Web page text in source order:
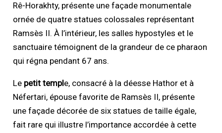
Rê-Horakhty, présente une façade monumentale
ornée de quatre statues colossales représentant
Ramsès II. À l’intérieur, les salles hypostyles et le
sanctuaire témoignent de la grandeur de ce pharaon
qui régna pendant 67 ans.
Le petit temple, consacré à la déesse Hathor et à
Néfertari, épouse favorite de Ramsès II, présente
une façade décorée de six statues de taille égale,
fait rare qui illustre l’importance accordée à cette